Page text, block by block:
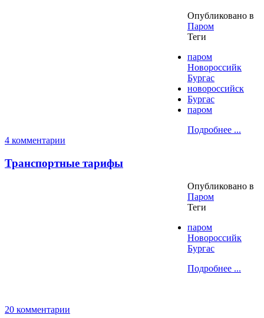
Опубликовано в
Паром
Теги
паром
Новороссийк
Бургас
новороссийск
Бургас
паром
Подробнее ...
4 комментарии
Транспортные тарифы
Опубликовано в
Паром
Теги
паром
Новороссийк
Бургас
Подробнее ...
20 комментарии